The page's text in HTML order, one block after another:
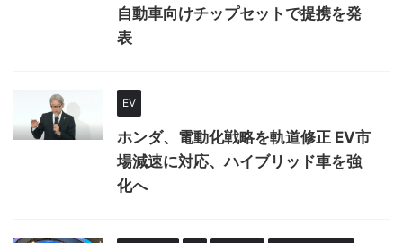
自動車向けチップセットで提携を発
表
EV
ホンダ、電動化戦略を軌道修正 EV市
場減速に対応、ハイブリッド車を強
化へ